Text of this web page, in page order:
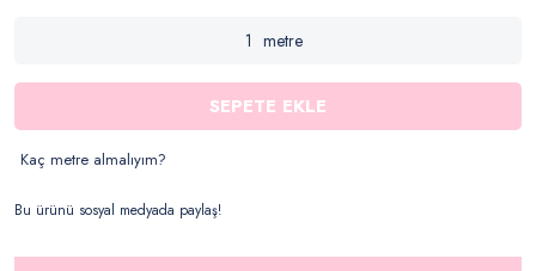
metre
SEPETE EKLE
Kaç metre almalıyım?
Bu ürünü sosyal medyada paylaş!